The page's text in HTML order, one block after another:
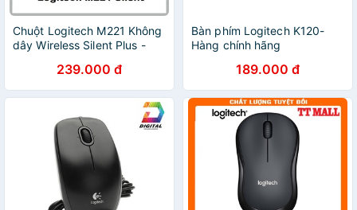
Chuột Logitech M221 Không
dây Wireless Silent Plus -
239.000 đ
Bàn phím Logitech K120-
Hàng chính hãng
189.000 đ